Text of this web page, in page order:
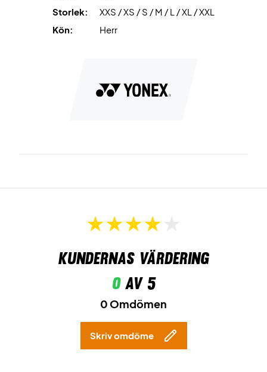
Storlek:
XXS / XS / S / M / L / XL / XXL
Kön:
Herr
Kundernas värdering
0av 5
0 Omdömen
Skriv omdöme